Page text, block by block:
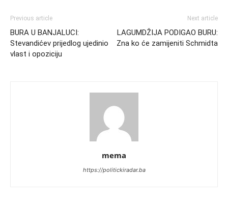
Previous article
BURA U BANJALUCI:
Stevandićev prijedlog ujedinio
vlast i opoziciju
Next article
LAGUMDŽIJA PODIGAO BURU:
Zna ko će zamijeniti Schmidta
mema
https://politickiradar.ba